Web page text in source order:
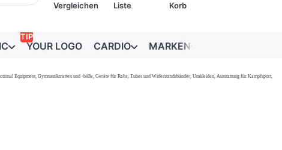
Vergleichen
Liste
Korb
YOUR LOGO
TIP
CARDIO MARKEN
Equipment, Gymnastikmatten und -bälle, Geräte für Reha, Tubes und Widerstandsbänder, Umkleiden, Ausstattung für Kampfsport,